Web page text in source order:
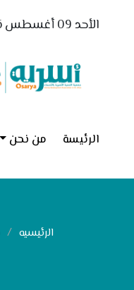
الأحد 09 أغسطس 2026 / 26-صفر-1448
الرئيسة من نحن
الرئيسيه